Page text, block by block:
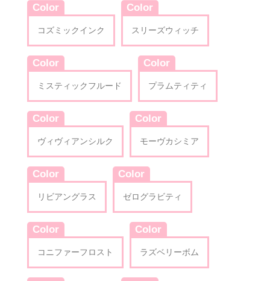
Color
コズミックインク
Color
スリーズウィッチ
Color
ミスティックフルード
Color
プラムティティ
Color
ヴィヴィアンシルク
Color
モーヴカシミア
Color
リビアングラス
Color
ゼログラビティ
Color
コニファーフロスト
Color
ラズベリーボム